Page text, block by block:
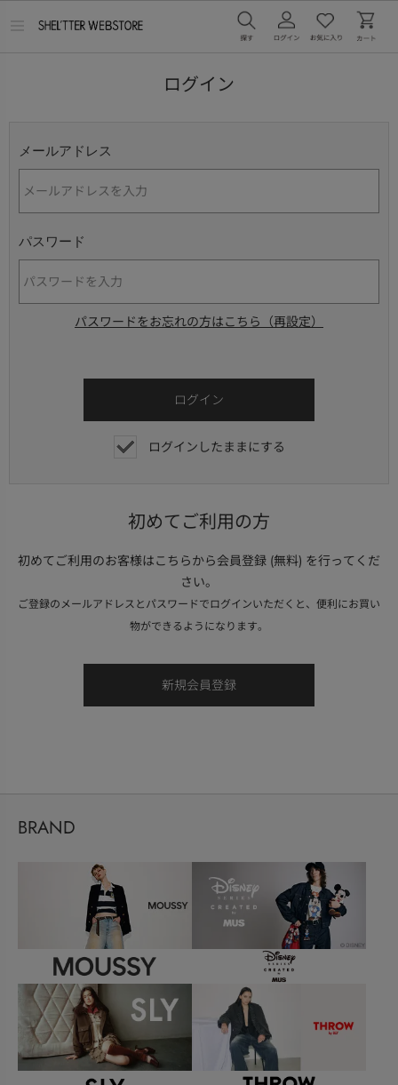
ログイン
メールアドレス
パスワード
パスワードをお忘れの方はこちら（再設定）
ログインしたままにする
初めてご利用の方
初めてご利用のお客様はこちらから会員登録 (無料) を行ってくだ
さい。
ご登録のメールアドレスとパスワードでログインいただくと、便利にお買い
物ができるようになります。
BRAND